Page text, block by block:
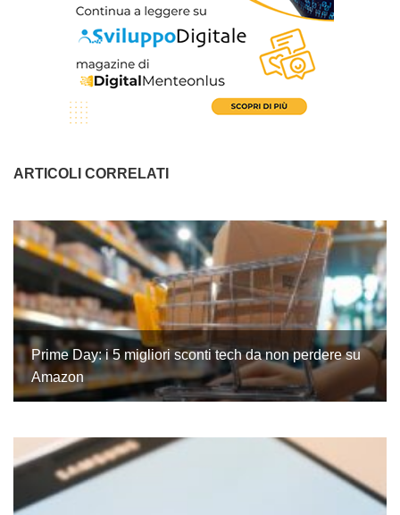
ARTICOLI CORRELATI
Prime Day: i 5 migliori sconti tech da non perdere su
Amazon